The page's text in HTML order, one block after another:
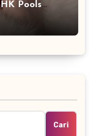
Pools
Cari